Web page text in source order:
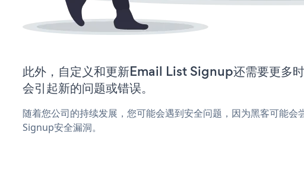
此外，自定义和更新Email List Signup还需要更多
会引起新的问题或错误。
随着您公司的持续发展，您可能会遇到安全问题，因为黑客可能会
Signup安全漏洞。